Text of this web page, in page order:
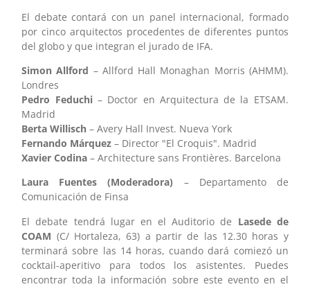
El debate contará con un panel internacional, formado
por cinco arquitectos procedentes de diferentes puntos
del globo y que integran el jurado de IFA.
Simon Allford – Allford Hall Monaghan Morris (AHMM).
Londres
Pedro Feduchi – Doctor en Arquitectura de la ETSAM.
Madrid
Berta Willisch – Avery Hall Invest. Nueva York
Fernando Márquez – Director "El Croquis". Madrid
Xavier Codina – Architecture sans Frontières. Barcelona
Laura Fuentes (Moderadora) – Departamento de
Comunicación de Finsa
El debate tendrá lugar en el Auditorio de Lasede de
COAM (C/ Hortaleza, 63) a partir de las 12.30 horas y
terminará sobre las 14 horas, cuando dará comiezó un
cocktail-aperitivo para todos los asistentes. Puedes
encontrar toda la información sobre este evento en el